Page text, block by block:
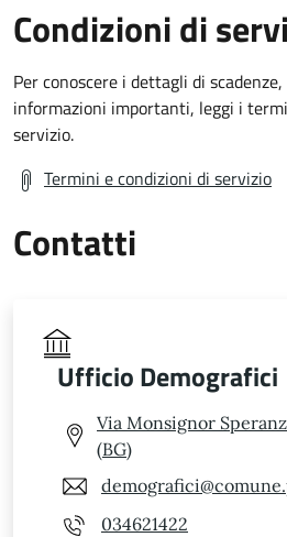
Condizioni di
Per conoscere i dettagli di
informazioni importanti, leggi i
servizio.
Termini e condizioni di servizio
Contatti
Ufficio Demografici
Via Monsignor
(BG)
034621422